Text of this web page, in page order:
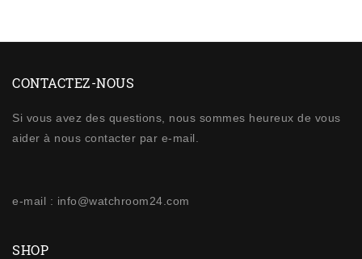
CONTACTEZ-NOUS
Si vous avez des questions, nous sommes heureux de vous
aider à nous contacter par e-mail.
e-mail : info@watchroom24.com
SHOP